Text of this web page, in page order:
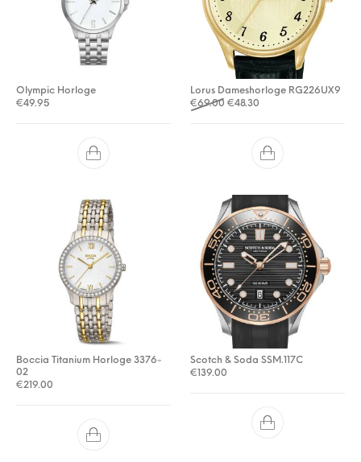
Olympic Horloge
€49.95
Lorus Dameshorloge RG226UX9
€69.00 Oorspronkelijke prijs was:
€48.30
Boccia Titanium Horloge 3376-
02
€219.00
Scotch & Soda SSM.117C
€ 139.00